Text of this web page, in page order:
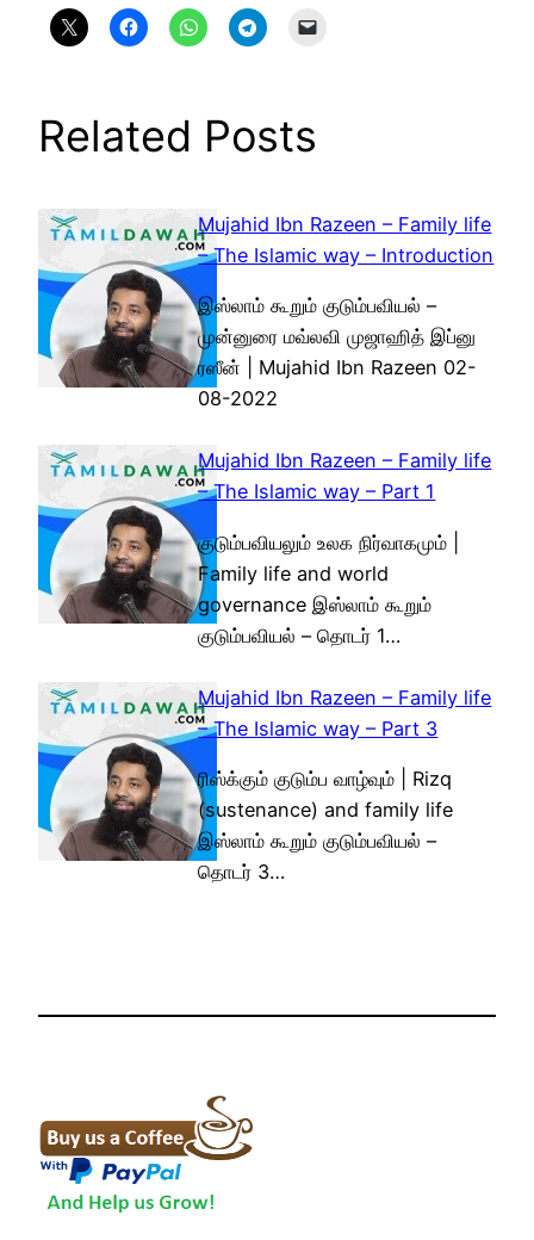
Related Posts
Mujahid Ibn Razeen – Family life
– The Islamic way – Introduction
இஸ்லாம் கூறும் குடும்பவியல் –
முன்னுரை மவ்லவி முஜாஹித் இப்னு
ரஸீன் | Mujahid Ibn Razeen 02-
08-2022
Mujahid Ibn Razeen – Family life
– The Islamic way – Part 1
குடும்பவியலும் உலக நிர்வாகமும் |
Family life and world
governance இஸ்லாம் கூறும்
குடும்பவியல் – தொடர் 1…
Mujahid Ibn Razeen – Family life
– The Islamic way – Part 3
ரிஸ்க்கும் குடும்ப வாழ்வும் | Rizq
(sustenance) and family life
இஸ்லாம் கூறும் குடும்பவியல் –
தொடர் 3…